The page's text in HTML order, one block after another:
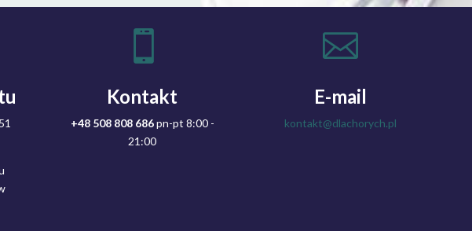

Kontakt
+48 508 808 686pn-pt 8:00 -
21:00

E-mail
kontakt@dlachorych.pl